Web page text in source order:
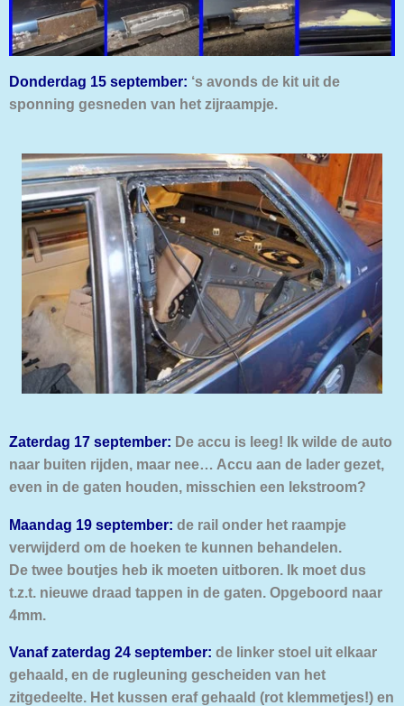
Donderdag 15 september: ‘s avonds de kit uit de
sponning gesneden van het zijraampje.
Zaterdag 17 september: De accu is leeg! Ik wilde de auto
naar buiten rijden, maar nee… Accu aan de lader gezet,
even in de gaten houden, misschien een lekstroom?
Maandag 19 september: de rail onder het raampje
verwijderd om de hoeken te kunnen behandelen.
De twee boutjes heb ik moeten uitboren. Ik moet dus
t.z.t. nieuwe draad tappen in de gaten. Opgeboord naar
4mm.
Vanaf zaterdag 24 september: de linker stoel uit elkaar
gehaald, en de rugleuning gescheiden van het
zitgedeelte. Het kussen eraf gehaald (rot klemmetjes!) en